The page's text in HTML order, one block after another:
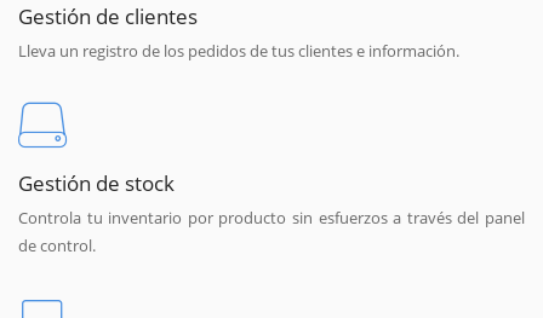
Gestión de clientes
Lleva un registro de los pedidos de tus clientes e información.
Gestión de stock
Controla tu inventario por producto sin esfuerzos a través del panel
de control.